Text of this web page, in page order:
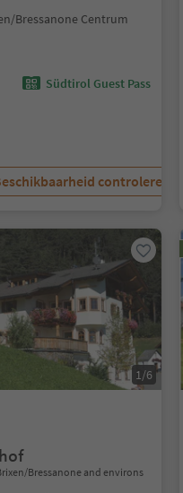
Bressanone Centrum
Südtirol Guest Pass
controleren
1/6
Bressanone and environs